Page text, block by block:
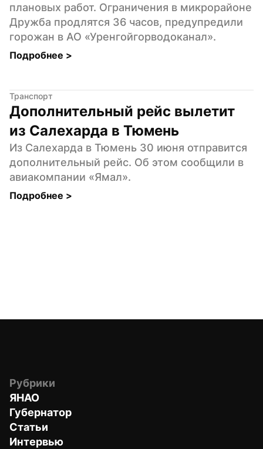
плановых работ. Ограничения в микрорайоне
Дружба продлятся 36 часов, предупредили
горожан в АО «Уренгойгорводоканал».
Подробнее >
Транспорт
Дополнительный рейс вылетит
из Салехарда в Тюмень
Из Салехарда в Тюмень 30 июня отправится
дополнительный рейс. Об этом сообщили в
авиакомпании «Ямал».
Подробнее >
Рубрики
ЯНАО
Губернатор
Статьи
Интервью